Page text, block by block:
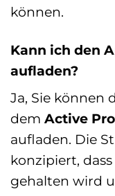
können.
Kann ich den
aufladen?
Ja, Sie können
dem Active
aufladen. Die
konzipiert,
gehalten wird